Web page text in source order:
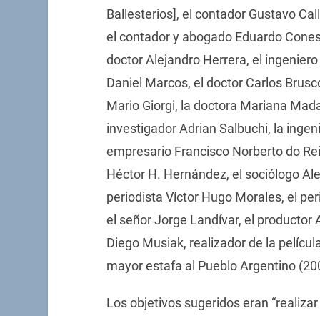
Ballesterios], el contador Gustavo
el contador y abogado Eduardo
doctor Alejandro Herrera, el
Daniel Marcos, el doctor Carlos
Mario Giorgi, la doctora Mariana
investigador Adrian Salbuchi, la
empresario Francisco Norberto do
Héctor H. Hernández, el sociólogo
periodista Víctor Hugo Morales, el
el señor Jorge Landívar, el productor
Diego Musiak, realizador de la
mayor estafa al Pueblo Argentino
Los objetivos sugeridos eran